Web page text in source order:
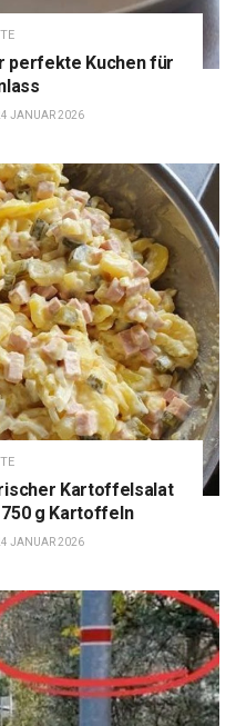
perfekte Kuchen für
JANUAR 2026
Kartoffelsalat
g Kartoffeln
JANUAR 2026